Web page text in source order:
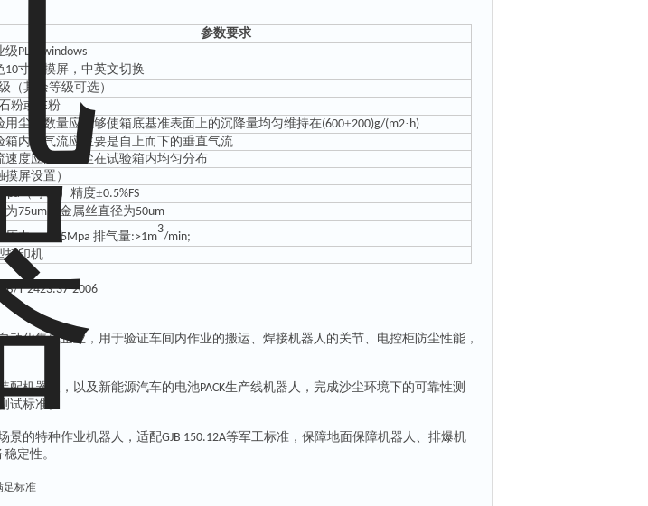
参数要求
级PLC+windows
10寸触摸屏，中英文切换
（其余等级可选）
粉或 FE粉
用尘的数量应能够使箱底基准表面上的沉降量均匀维持在(600±200)g/(m2· h)
箱内的气流应主要是自上而下的垂直气流
速度应能够使尘在试验箱内均匀分布
摸屏设置）
（可调）精度±0.5%FS
为75um ，金属丝直径为50um
压力:≥1.25Mpa 排气量:>1m
3
/min;
打印机
GB/T 2423.37-2006
动化集成企业，用于验证车间内作业的搬运、焊接机器人的关节、电控柜防尘性能，
配机器人，以及新能源汽车的电池PACK生产线机器人，完成沙尘环境下的可靠性测
试标准。
景的特种作业机器人，适配GJB 150.12A等军工标准，保障地面保障机器人、排爆机
定性。